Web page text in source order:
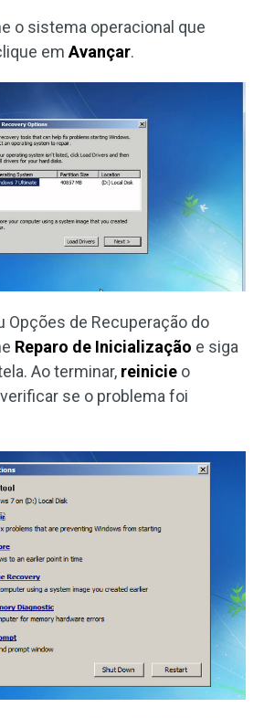
o sistema operacional que
em Avançar.
Opções de Recuperação do
Reparo de Inicialização e siga
Ao terminar, reinicie o
se o problema foi